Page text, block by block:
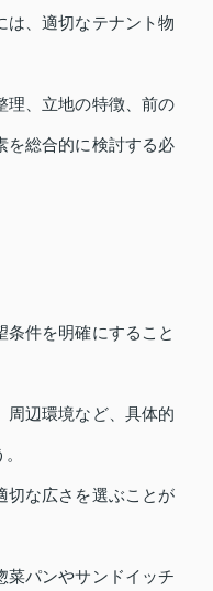
は、適切なテナント物
理、立地の特徴、前の
を総合的に検討する必
条件を明確にすること
周辺環境など、具体的
切な広さを選ぶことが
菜パンやサンドイッチ